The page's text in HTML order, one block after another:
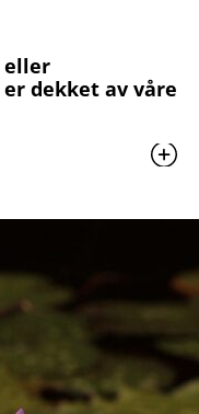
eller
dekket av våre